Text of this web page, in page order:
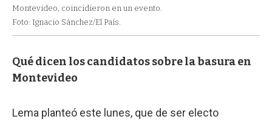
Montevideo, coincidieron en un evento.
Foto: Ignacio Sánchez/El País.
Qué dicen los candidatos sobre la basura en
Montevideo
Lema planteó este lunes, que de ser electo